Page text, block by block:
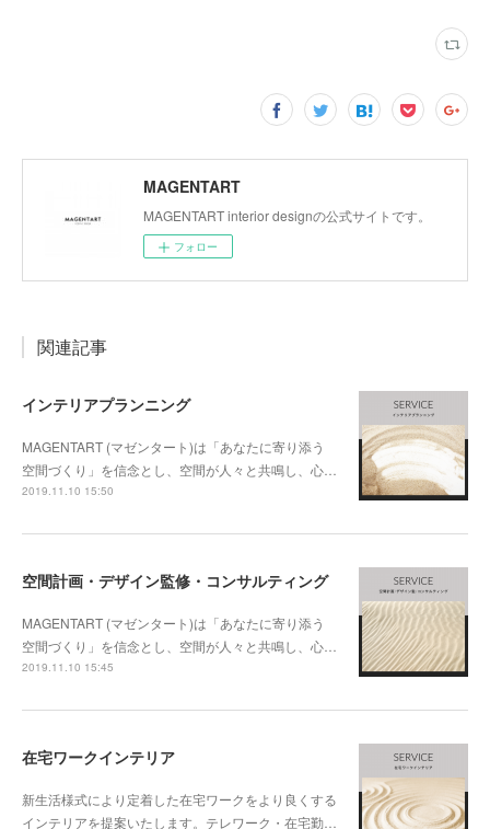
MAGENTART
MAGENTART interior designの公式サイトです。
フォロー
関連記事
インテリアプランニング
MAGENTART (マゼンタート)は「あなたに寄り添う
空間づくり」を信念とし、空間が人々と共鳴し、心…
2019.11.10 15:50
空間計画・デザイン監修・コンサルティング
MAGENTART (マゼンタート)は「あなたに寄り添う
空間づくり」を信念とし、空間が人々と共鳴し、心…
2019.11.10 15:45
在宅ワークインテリア
新生活様式により定着した在宅ワークをより良くする
インテリアを提案いたします。テレワーク・在宅勤…